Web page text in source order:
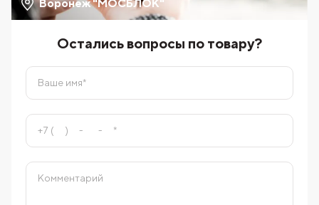
Воронеж "МОСБЛОК"
Остались вопросы по товару?